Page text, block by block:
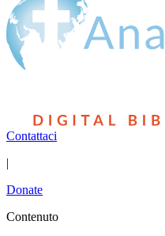
Contattaci
|
Donate
Contenuto